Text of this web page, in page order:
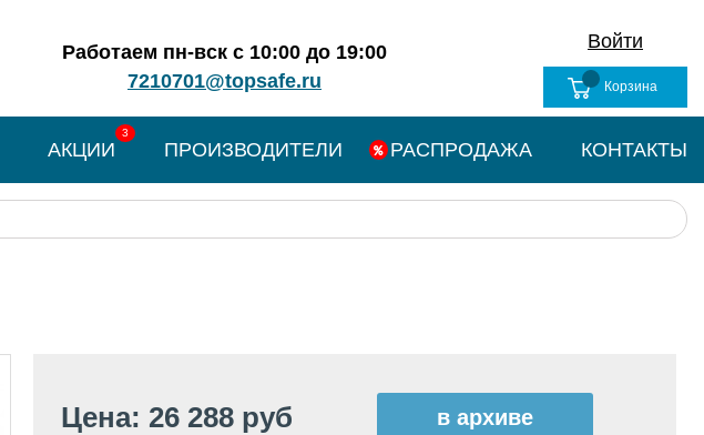
Войти
Корзина
Работаем пн-вск с 10:00 до 19:00
7210701@topsafe.ru
3
АКЦИИ ПРОИЗВОДИТЕЛИ РАСПРОДАЖА КОНТАКТЫ
Цена: 26 288 руб в архиве